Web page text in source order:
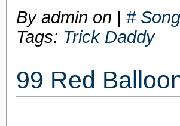
By admin on | #
Tags: Trick Daddy
99 Red